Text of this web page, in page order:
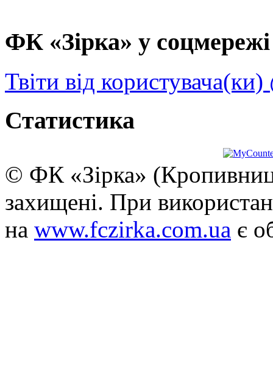
ФК «Зірка» у
Твіти від
Статистика
© ФК «Зірка»
захищені. При
на www.fczirka.com.ua є